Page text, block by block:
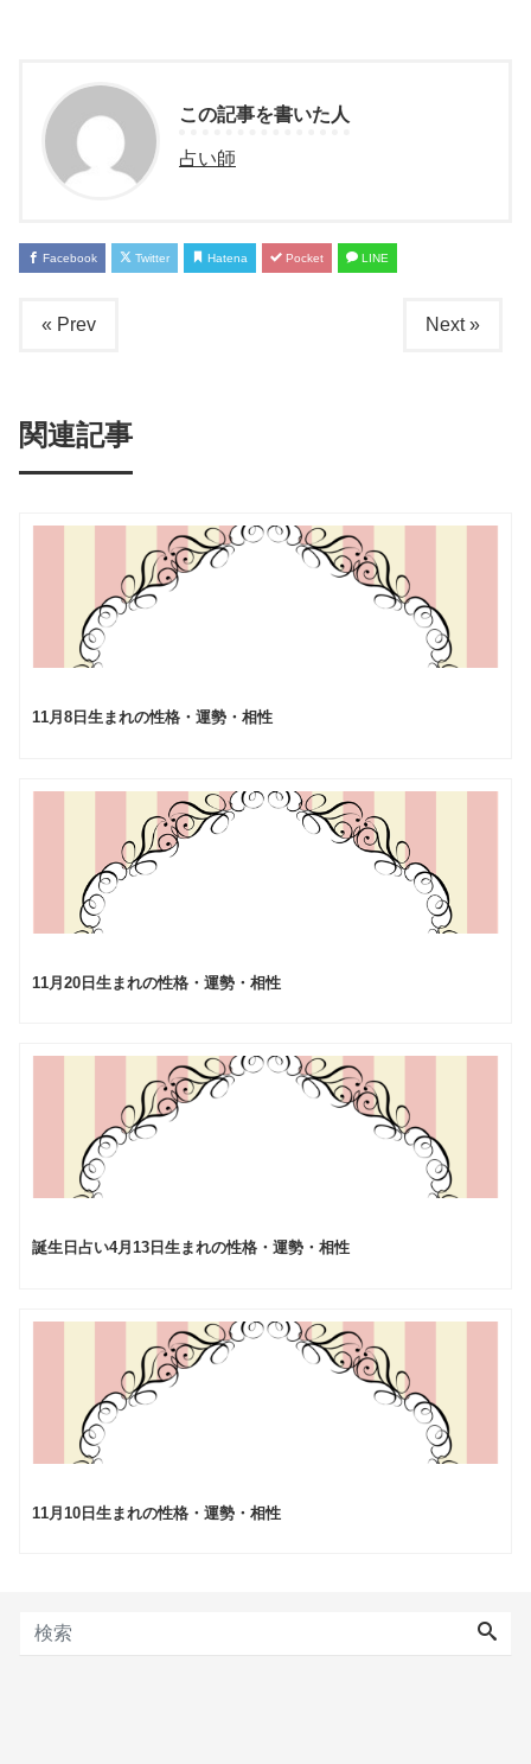
この記事を書いた人
占い師
Facebook Twitter Hatena Pocket LINE
« Prev Next »
関連記事
11月8日生まれの性格・運勢・相性
11月20日生まれの性格・運勢・相性
誕生日占い4月13日生まれの性格・運勢・相性
11月10日生まれの性格・運勢・相性